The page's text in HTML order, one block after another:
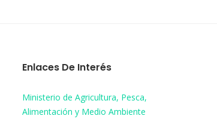
Enlaces De Interés
Ministerio de Agricultura, Pesca,
Alimentación y Medio Ambiente